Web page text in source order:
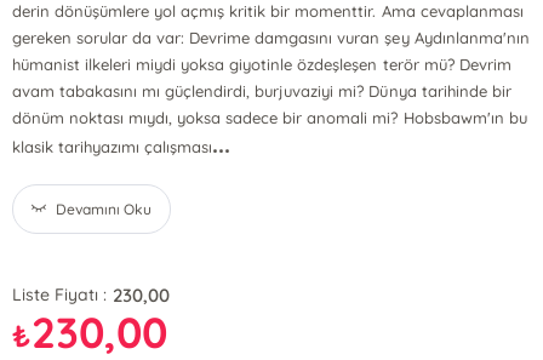
derin dönüşümlere yol açmış kritik bir momenttir. Ama cevaplanması
gereken sorular da var: Devrime damgasını vuran şey Aydınlanma'nın
hümanist ilkeleri miydi yoksa giyotinle özdeşleşen terör mü? Devrim
avam tabakasını mı güçlendirdi, burjuvaziyi mi? Dünya tarihinde bir
dönüm noktası mıydı, yoksa sadece bir anomali mi? Hobsbawm'ın bu
klasik tarihyazımı çalışması...
Devamını Oku
Liste Fiyatı : 230,00
₺230,00